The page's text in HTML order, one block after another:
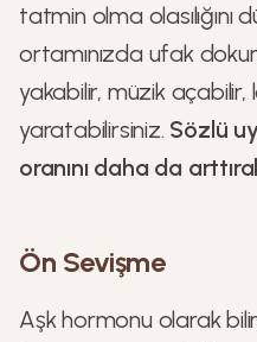
tatmin olma olasılığını
ortamınızda ufak
yakabilir, müzik
yaratabilirsiniz. Sözlü
oranını daha da
Ön Sevişme
Aşk hormonu olarak